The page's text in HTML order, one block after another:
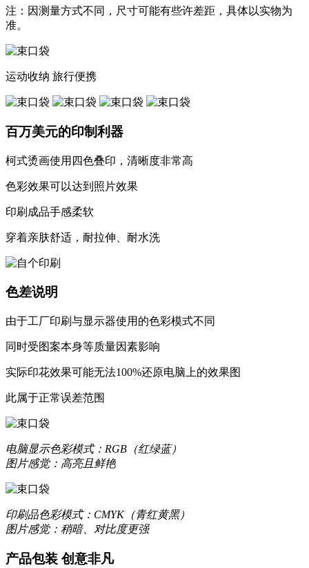
注：因测量方式不同，尺寸可能有些许差距，具体以实物为
准。
运动收纳 旅行便携
百万美元的印制利器
柯式烫画使用四色叠印，清晰度非常高
色彩效果可以达到照片效果
印刷成品手感柔软
穿着亲肤舒适，耐拉伸、耐水洗
色差说明
由于工厂印刷与显示器使用的色彩模式不同
同时受图案本身等质量因素影响
实际印花效果可能无法100%还原电脑上的效果图
此属于正常误差范围
电脑显示色彩模式：RGB（红绿蓝）
图片感觉：高亮且鲜艳
印刷品色彩模式：CMYK（青红黄黑）
图片感觉：稍暗、对比度更强
产品包装 创意非凡